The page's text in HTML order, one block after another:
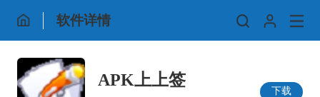
软件详情
APK上上签
下载